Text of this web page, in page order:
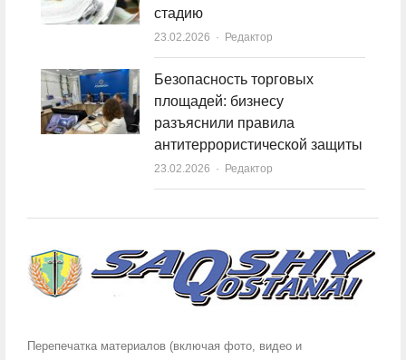
стадию
23.02.2026 Author
Редактор
Безопасность торговых
площадей: бизнесу
разъяснили правила
антитеррористической защиты
23.02.2026 Author
Редактор
Перепечатка материалов (включая фото, видео и